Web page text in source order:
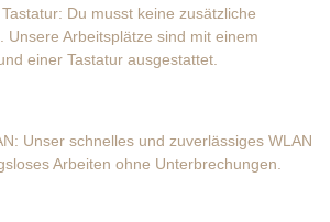
Du musst keine zusätzliche
Unsere Arbeitsplätze sind mit einem
einer Tastatur ausgestattet.
Unser schnelles und zuverlässiges WLAN
Arbeiten ohne Unterbrechungen.